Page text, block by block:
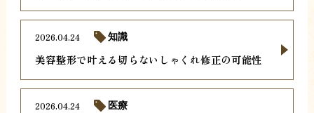
美容整形で叶える切らないしゃくれ修正の可能性
2026.04.24 知識
2026.04.24 医療